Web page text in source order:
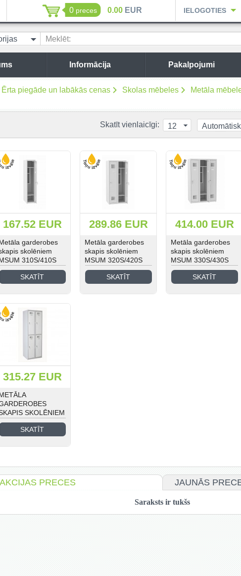
0 preces 0.00 EUR IELOGOTIES
Meklēt:
Informācija Pakalpojumi
piegāde un labākās cenas Skolas mēbeles Metāla
Skatīt vienlaicīgi: 12
167.52 EUR
garderobes
skolēniem
310S/410S
SKATĪT
289.86 EUR
Metāla garderobes
skapis skolēniem
MSUM 320S/420S
SKATĪT
414.00 EUR
Metāla garderobes
skapis skolēniem
MSUM 330S/430S
SKATĪT
315.27 EUR
SKOLĒNIEM
MSUS 322/422 S
SKATĪT
AKCIJAS PRECES JAUNĀS
Saraksts ir tukšs